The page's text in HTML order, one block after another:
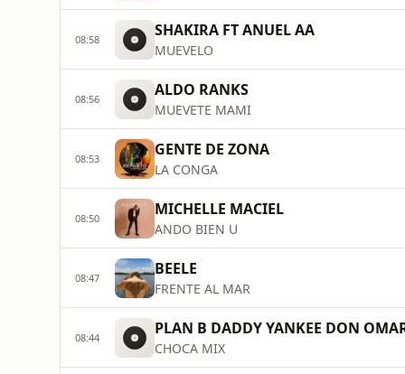
08:58 SHAKIRA FT ANUEL AA
MUEVELO
08:56 ALDO RANKS
MUEVETE MAMI
08:53 GENTE DE ZONA
LA CONGA
08:50 MICHELLE MACIEL
ANDO BIEN U
08:47 BEELE
FRENTE AL MAR
08:44 PLAN B DADDY YANKEE DON
CHOCA MIX